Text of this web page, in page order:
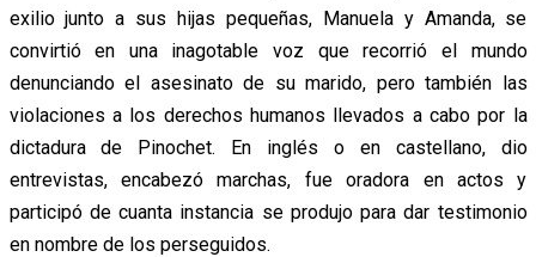
exilio junto a sus hijas pequeñas, Manuela y Amanda, se
convirtió en una inagotable voz que recorrió el mundo
denunciando el asesinato de su marido, pero también las
violaciones a los derechos humanos llevados a cabo por la
dictadura de Pinochet. En inglés o en castellano, dio
entrevistas, encabezó marchas, fue oradora en actos y
participó de cuanta instancia se produjo para dar testimonio
en nombre de los perseguidos.